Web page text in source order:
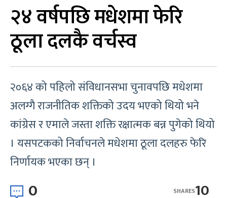
२४ वर्षपछि मधेशमा फेरि
ठूला दलकै वर्चस्व
२०६४ को पहिलो संविधानसभा चुनावपछि मधेशमा
अलग्गै राजनीतिक शक्तिको उदय भएको थियो भने
कांग्रेस र एमाले जस्ता शक्ति रक्षात्मक बन्न पुगेको थियो
। यसपटकको निर्वाचनले मधेशमा ठूला दलहरु फेरि
निर्णायक भएका छन् ।
0 10
SHARES